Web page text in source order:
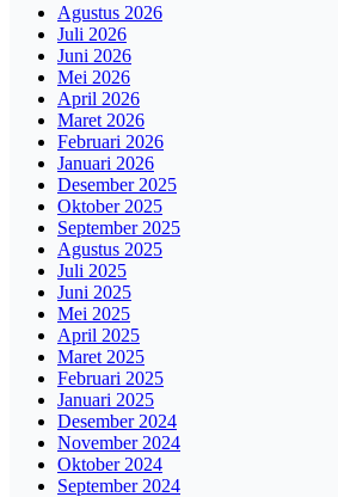
Agustus 2026
Juli 2026
Juni 2026
Mei 2026
April 2026
Maret 2026
Februari 2026
Januari 2026
Desember 2025
Oktober 2025
September 2025
Agustus 2025
Juli 2025
Juni 2025
Mei 2025
April 2025
Maret 2025
Februari 2025
Januari 2025
Desember 2024
November 2024
Oktober 2024
September 2024